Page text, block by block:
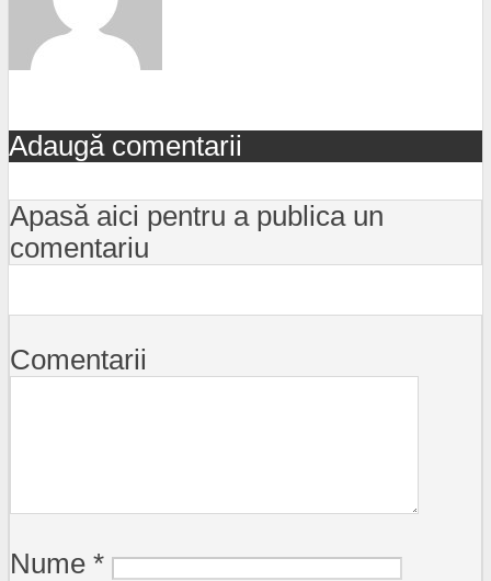
Adaugă comentarii
Apasă aici pentru a publica un
comentariu
Comentarii
Nume *